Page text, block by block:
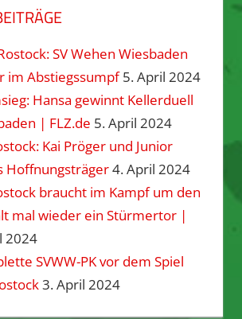
SV Wehen Wiesbaden
im Abstiegssumpf 5. April 2024
Hansa gewinnt Kellerduell
| FLZ.de 5. April 2024
Kai Pröger und Junior
Hoffnungsträger4. April 2024
braucht im Kampf um den
mal wieder ein Stürmertor |
2024
SVWW-PK vor dem Spiel
3. April 2024